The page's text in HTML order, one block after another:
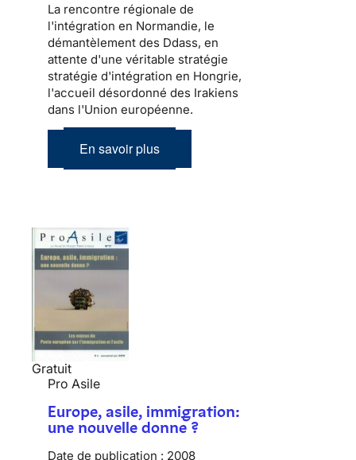
La rencontre régionale de
l'intégration en Normandie, le
démantèlement des Ddass, en
attente d'une véritable stratégie
stratégie d'intégration en Hongrie,
l'accueil désordonné des Irakiens
dans l'Union européenne.
En savoir plus
Gratuit
Pro Asile
Europe, asile, immigration:
une nouvelle donne ?
Date de publication : 2008